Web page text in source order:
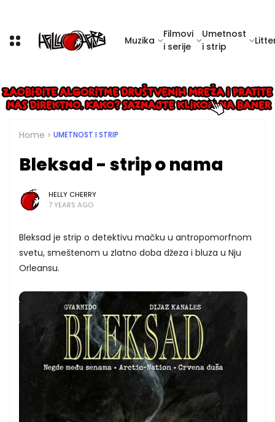
Muzika
Filmovi
i serije
Umetnost
i strip
Home UMETNOST I STRIP
Bleksad - strip o nama
HELLY CHERRY
7 YEARS AGO
Bleksad je strip o detektivu mačku u antropomorfnom
svetu, smeštenom u zlatno doba džeza i bluza u Nju
Orleansu.